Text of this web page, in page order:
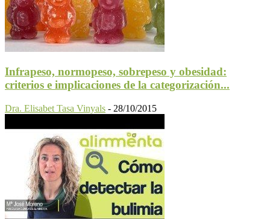
Infrapeso, normopeso, sobrepeso y obesidad:
criterios e implicaciones de la categorización...
Dra. Elisabet Tasa Vinyals - 28/10/2015